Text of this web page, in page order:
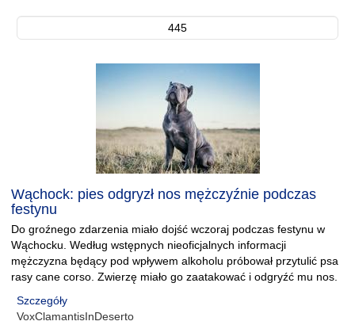
445
Wąchock: pies odgryzł nos mężczyźnie podczas
festynu
Do groźnego zdarzenia miało dojść wczoraj podczas festynu w
Wąchocku. Według wstępnych nieoficjalnych informacji
mężczyzna będący pod wpływem alkoholu próbował przytulić psa
rasy cane corso. Zwierzę miało go zaatakować i odgryźć mu nos.
Szczegóły
VoxClamantisInDeserto